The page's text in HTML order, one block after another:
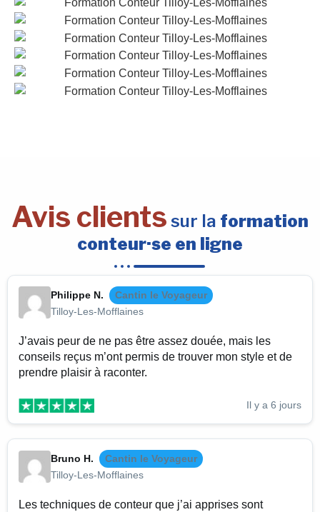
Avis clients sur la formation
conteur·se en ligne
Philippe N.
Cantin le Voyageur
Tilloy-Les-Mofflaines
J’avais peur de ne pas être assez douée, mais les
conseils reçus m’ont permis de trouver mon style et de
prendre plaisir à raconter.
Il y a 6 jours
Bruno H.
Cantin le Voyageur
Tilloy-Les-Mofflaines
Les techniques de conteur que j’ai apprises sont